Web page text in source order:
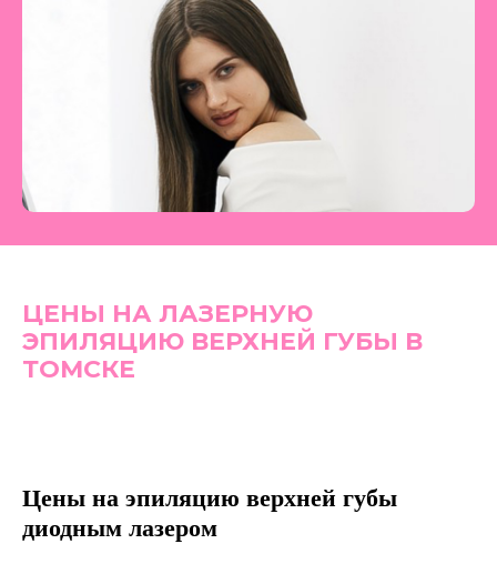
ЦЕНЫ НА ЛАЗЕРНУЮ
ЭПИЛЯЦИЮ ВЕРХНЕЙ ГУБЫ В
ТОМСКЕ
Цены на эпиляцию верхней губы
диодным лазером